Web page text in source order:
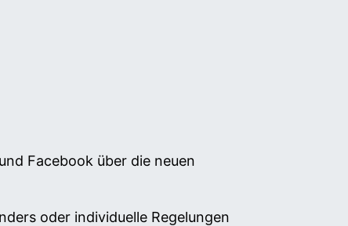
Facebook über die neuen
oder individuelle Regelungen